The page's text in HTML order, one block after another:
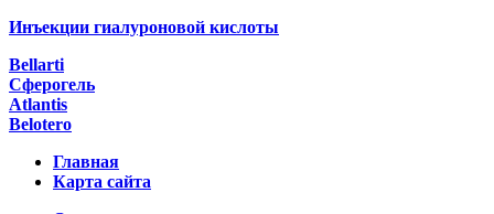
Инъекции гиалуроновой кислоты
Bellarti
Сферогель
Atlantis
Belotero
Главная
Карта сайта